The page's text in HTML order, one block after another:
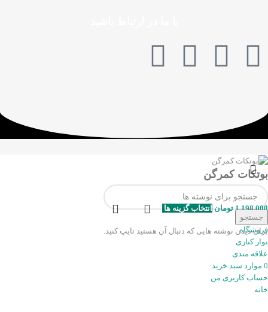
جستجو
برای دیدن نوشته هایی که دنبال آن هستید تایپ کنید.
بوتکات کمرگن
1.198.000 تومان انتخاب گزینه ها
فروشگاه
نوار کناری
علاقه مندی
0 موارد سبد خرید
حساب کاربری من
خانه